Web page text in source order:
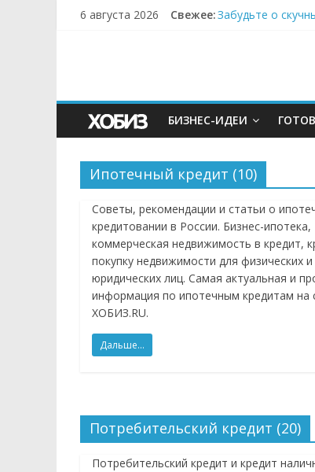
6 августа 2026 Свежее:Забудьте о
БИЗНЕС-ИДЕИ
Ипотечный кредит (10)
Советы, рекомендации и статьи о
кредитовании в России. Бизнес-ипотека,
коммерческая недвижимость в кредит,
покупку недвижимости для физических и
юридических лиц. Самая актуальная и
информация по ипотечным кредитам на
ХОБИЗ.RU.
Дальше...
Потребительский кредит (20)
Потребительский кредит и кредит